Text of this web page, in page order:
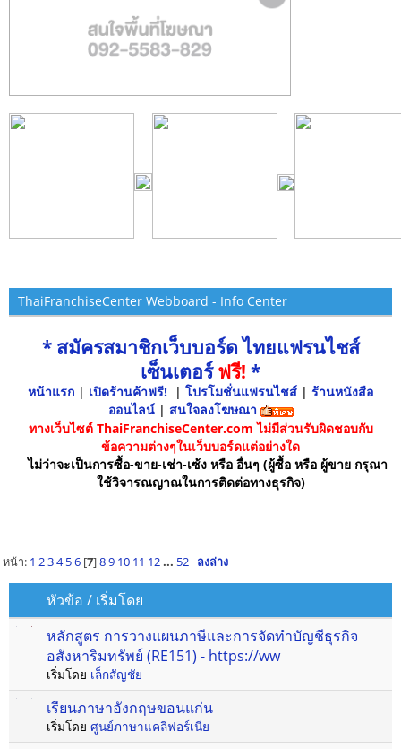
ThaiFranchiseCenter Webboard - Info Center
* สมัครสมาชิกเว็บบอร์ด ไทยแฟรนไชส์
เซ็นเตอร์ฟรี! *
หน้าแรก | เปิดร้านค้าฟรี! | โปรโมชั่นแฟรนไชส์ | ร้านหนังสือ
ออนไลน์ | สนใจลงโฆษณา
ทางเว็บไซต์ ThaiFranchiseCenter.com ไม่มีส่วนรับผิดชอบกับ
ข้อความต่างๆในเว็บบอร์ดแต่อย่างใด
ไม่ว่าจะเป็นการซื้อ-ขาย-เช่า-เซ้ง หรือ อื่นๆ (ผู้ซื้อ หรือ ผู้ขาย กรุณา
ใช้วิจารณญาณในการติดต่อทางธุรกิจ)
หน้า: 1 2 3 4 5 6[7]8 9 10 11 12 ... 52 ลงล่าง
หัวข้อ / เริ่มโดย
หลักสูตร การวางแผนภาษีและการจัดทำบัญชีธุรกิจ
อสังหาริมทรัพย์ (RE151) - https://ww
เริ่มโดย เล็กสัญชัย
เรียนภาษาอังกฤษขอนแก่น
เริ่มโดย ศูนย์ภาษาแคลิฟอร์เนีย